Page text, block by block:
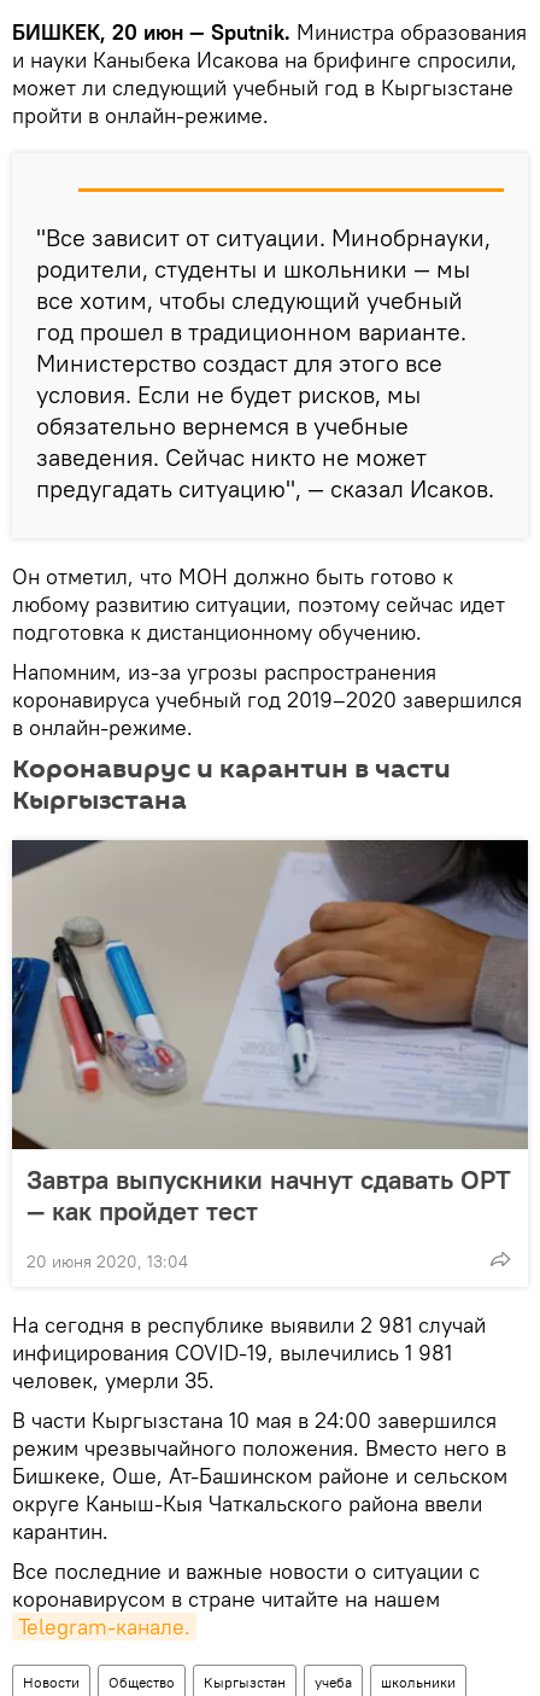
БИШКЕК, 20 июн — Sputnik. Министра образования
и науки Каныбека Исакова на брифинге спросили,
может ли следующий учебный год в Кыргызстане
пройти в онлайн-режиме.
"Все зависит от ситуации. Минобрнауки,
родители, студенты и школьники — мы
все хотим, чтобы следующий учебный
год прошел в традиционном варианте.
Министерство создаст для этого все
условия. Если не будет рисков, мы
обязательно вернемся в учебные
заведения. Сейчас никто не может
предугадать ситуацию", — сказал Исаков.
Он отметил, что МОН должно быть готово к
любому развитию ситуации, поэтому сейчас идет
подготовка к дистанционному обучению.
Напомним, из-за угрозы распространения
коронавируса учебный год 2019–2020 завершился
в онлайн-режиме.
Коронавирус и карантин в части
Кыргызстана
Завтра выпускники начнут сдавать ОРТ
— как пройдет тест
20 июня 2020, 13:04
На сегодня в республике выявили 2 981 случай
инфицирования COVID-19, вылечились 1 981
человек, умерли 35.
В части Кыргызстана 10 мая в 24:00 завершился
режим чрезвычайного положения. Вместо него в
Бишкеке, Оше, Ат-Башинском районе и сельском
округе Каныш-Кыя Чаткальского района ввели
карантин.
Все последние и важные новости о ситуации с
коронавирусом в стране читайте на нашем
Telegram-канале.
Новости Общество Кыргызстан учеба школьники